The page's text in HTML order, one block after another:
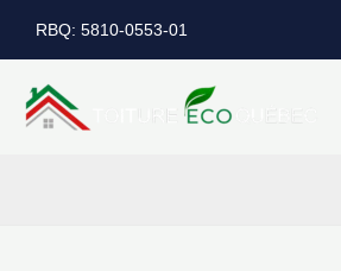
au
contenu
RBQ: 5810-0553-01